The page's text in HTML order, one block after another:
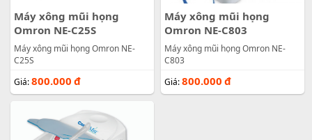
Máy xông mũi họng
Omron NE-C25S
Máy xông mũi họng Omron NE-
C25S
Giá:800.000 đ
Máy xông mũi họng
Omron NE-C803
Máy xông mũi họng Omron NE-
C803
Giá:800.000 đ